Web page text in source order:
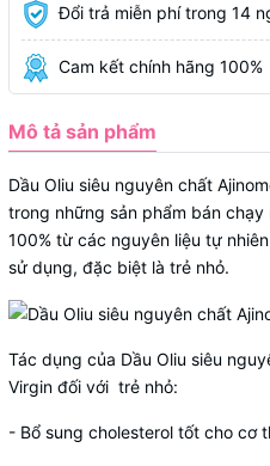
Đổi trả miễn phí trong 14
Cam kết chính hãng 100%
Mô tả sản phẩm
Dầu Oliu siêu nguyên chất
trong những sản phẩm bán
100% từ các nguyên liệu tự
sử dụng, đặc biệt là trẻ nhỏ.
Tác dụng của Dầu Oliu siêu
Virgin đối với trẻ nhỏ:
- Bổ sung cholesterol tốt cho cơ